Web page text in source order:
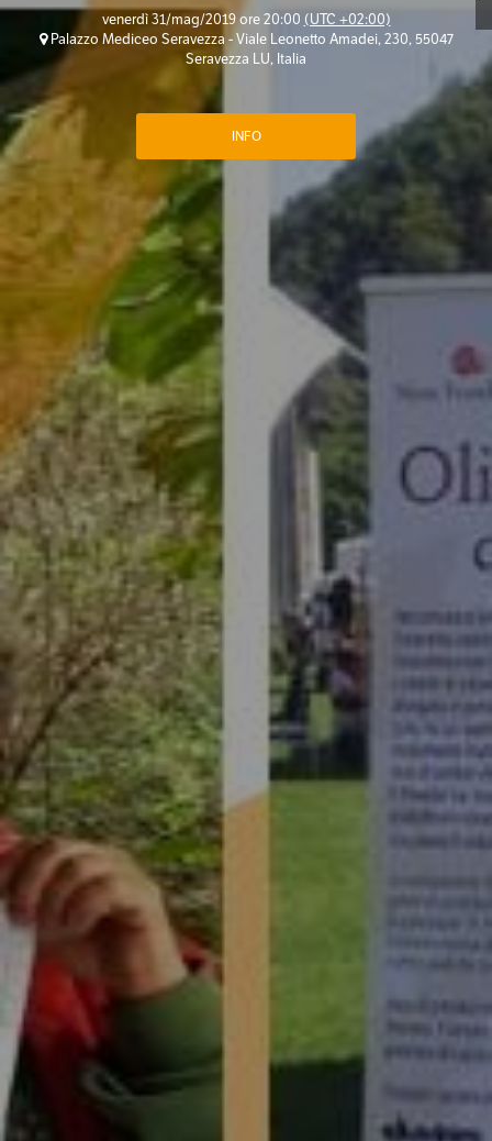
venerdì 31/mag/2019 ore 20:00 (UTC +02:00)
Palazzo Mediceo Seravezza - Viale Leonetto Amadei, 230, 55047
Seravezza LU, Italia
INFO